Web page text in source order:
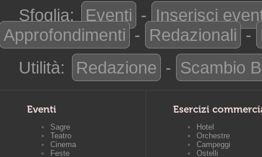
Sfoglia: Eventi - Inserisci
Approfondimenti - Redazionali -
Utilità:
Redazione - Scambio
Eventi
Sagre
Teatro
Cinema
Feste
Esercizi
Hotel
Orchestre
Campeggi
Ostelli